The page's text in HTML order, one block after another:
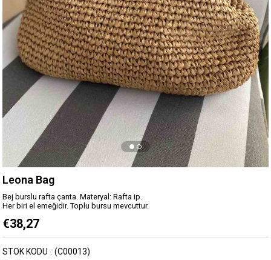
Leona Bag
Bej burslu rafta çanta. Materyal: Rafta ip.
Her biri el emeğidir. Toplu bursu mevcuttur.
€38,27
(C00013)
STOK KODU